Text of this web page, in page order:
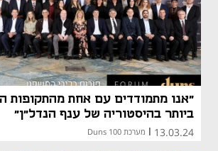
"אנו מתמודדים עם אחת מהתקופות
ביותר בהיסטוריה של ענף הנדל"ן"
13.03.24
| מערכת Duns 100